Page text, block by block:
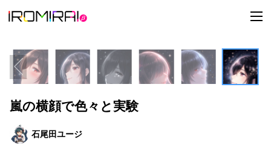
t
o
l
e
n
a
v
嵐の横顔で色々と実験
石尾田ユージ